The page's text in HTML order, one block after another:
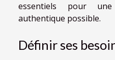
essentiels pour
authentique possible.
Définir ses